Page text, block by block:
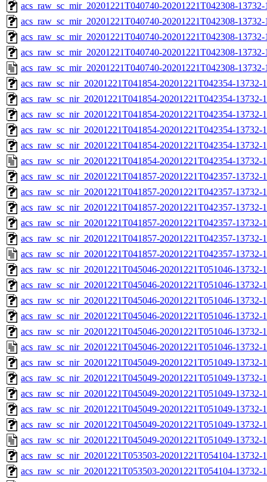
acs_raw_sc_mir_20201221T040740-20201221T042308-
acs_raw_sc_mir_20201221T040740-20201221T042308-
acs_raw_sc_mir_20201221T040740-20201221T042308-
acs_raw_sc_mir_20201221T040740-20201221T042308-
acs_raw_sc_mir_20201221T040740-20201221T042308-
acs_raw_sc_nir_20201221T041854-20201221T042354-13732-
acs_raw_sc_nir_20201221T041854-20201221T042354-13732-
acs_raw_sc_nir_20201221T041854-20201221T042354-13732-
acs_raw_sc_nir_20201221T041854-20201221T042354-13732-
acs_raw_sc_nir_20201221T041854-20201221T042354-13732-
acs_raw_sc_nir_20201221T041854-20201221T042354-13732-
acs_raw_sc_nir_20201221T041857-20201221T042357-
acs_raw_sc_nir_20201221T041857-20201221T042357-13732-
acs_raw_sc_nir_20201221T041857-20201221T042357-13732-
acs_raw_sc_nir_20201221T041857-20201221T042357-13732-
acs_raw_sc_nir_20201221T041857-20201221T042357-13732-
acs_raw_sc_nir_20201221T041857-20201221T042357-13732-
acs_raw_sc_nir_20201221T045046-20201221T051046-13732-
acs_raw_sc_nir_20201221T045046-20201221T051046-13732-
acs_raw_sc_nir_20201221T045046-20201221T051046-13732-
acs_raw_sc_nir_20201221T045046-20201221T051046-13732-
acs_raw_sc_nir_20201221T045046-20201221T051046-13732-
acs_raw_sc_nir_20201221T045046-20201221T051046-13732-
acs_raw_sc_nir_20201221T045049-20201221T051049-
acs_raw_sc_nir_20201221T045049-20201221T051049-13732-
acs_raw_sc_nir_20201221T045049-20201221T051049-13732-
acs_raw_sc_nir_20201221T045049-20201221T051049-13732-
acs_raw_sc_nir_20201221T045049-20201221T051049-13732-
acs_raw_sc_nir_20201221T045049-20201221T051049-13732-
acs_raw_sc_nir_20201221T053503-20201221T054104-13732-
acs_raw_sc_nir_20201221T053503-20201221T054104-13732-